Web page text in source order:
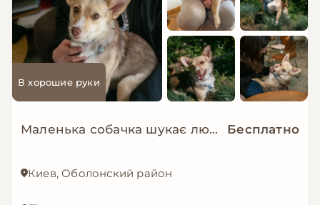
В хорошие руки
Маленька собачка шукає люблячу і надійну родину! Бесплатно
Киев, Оболонский район